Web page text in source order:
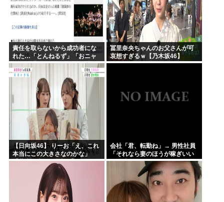
責任を取らないから成功者にな
れた…「とんねるず」「おニャ
ン子」「AKB」とヒットを出し
続けた秋元康の哲学！！！
冨里奈央ちゃんのお父さんが可
哀想すぎるｗ【乃木坂46】
【日向坂46】 りーお「え、これ
本当にこの大きさなのかな」
【藤嶌果歩 1st写真集】
会社「君、転勤ね」→ 男性社員
「それなら妻のほうが稼ぎいい
んで辞めます」⇒ 結果・・・